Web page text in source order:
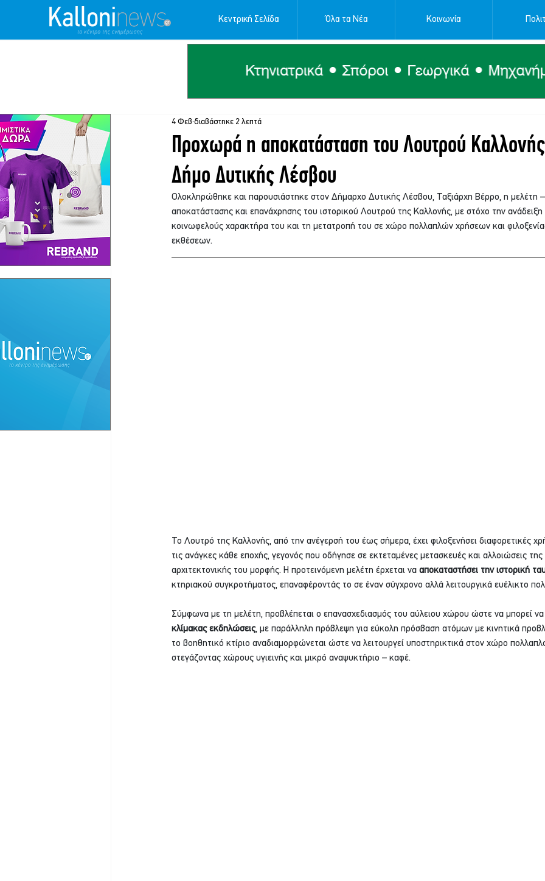
Κεντρική Σελίδα Όλα τα Νέα Κοινωνία
Προχωρά η αποκατάσταση του Λουτρού
Δήμο Δυτικής Λέσβου
4 Φεβ διαβάστηκε 2 λεπτά
Ολοκληρώθηκε και παρουσιάστηκε στον Δήμαρχο Δυτικής Λέσβου, Ταξιάρχη Βέρρο, η μελέτη
αποκατάστασης και επανάχρησης του ιστορικού Λουτρού της Καλλονής, με στόχο την
κοινωφελούς χαρακτήρα του και τη μετατροπή του σε χώρο πολλαπλών χρήσεων και
εκθέσεων.
Το Λουτρό της Καλλονής, από την ανέγερσή του έως σήμερα, έχει φιλοξενήσει διαφορετικές
τις ανάγκες κάθε εποχής, γεγονός που οδήγησε σε εκτεταμένες μετασκευές και αλλοιώσεις
αρχιτεκτονικής του μορφής. Η προτεινόμενη μελέτη έρχεται να αποκαταστήσει την ιστορική
κτηριακού συγκροτήματος, επαναφέροντάς το σε έναν σύγχρονο αλλά λειτουργικά ευέλικτο
Σύμφωνα με τη μελέτη, προβλέπεται ο επανασχεδιασμός του αύλειου χώρου ώστε να μπορεί να
κλίμακας εκδηλώσεις, με παράλληλη πρόβλεψη για εύκολη πρόσβαση ατόμων με κινητικά
το βοηθητικό κτίριο αναδιαμορφώνεται ώστε να λειτουργεί υποστηρικτικά στον χώρο
στεγάζοντας χώρους υγιεινής και μικρό αναψυκτήριο – καφέ.